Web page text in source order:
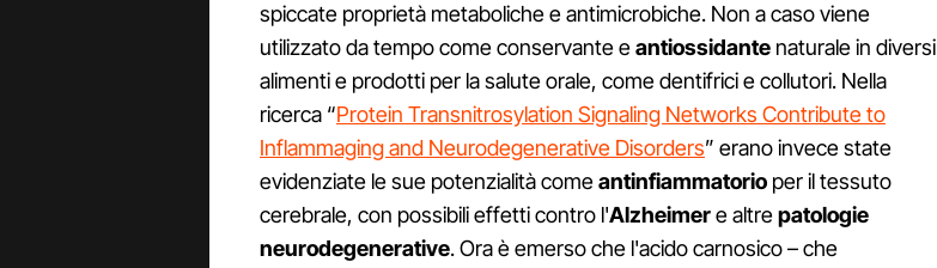
spiccate proprietà metaboliche e antimicrobiche. Non a caso viene
utilizzato da tempo come conservante eantiossidante naturale in diversi
alimenti e prodotti per la salute orale, come dentifrici e collutori. Nella
ricerca “Protein Transnitrosylation Signaling Networks Contribute to
Inflammaging and Neurodegenerative Disorders” erano invece state
evidenziate le sue potenzialità comeantinfiammatorio per il tessuto
cerebrale, con possibili effetti contro l'Alzheimere altrepatologie
neurodegenerative. Ora è emerso che l'acido carnosico – che